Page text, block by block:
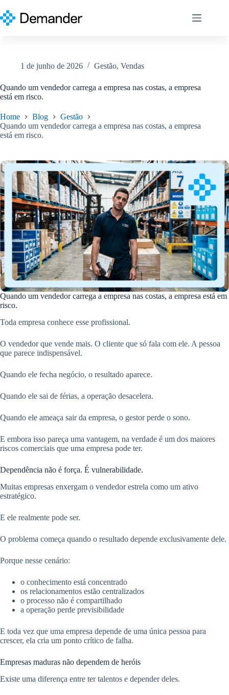
para
o
1 de junho de 2026 Gestão, Vendas
Quando um vendedor carrega a empresa nas costas, a empresa
está em risco.
Home Blog
Gestão
Quando um vendedor carrega a empresa nas costas, a empresa
está em risco.
Quando um vendedor carrega a empresa nas costas, a empresa está em
risco.
Toda empresa conhece esse profissional.
O vendedor que vende mais. O cliente que só fala com ele. A pessoa
que parece indispensável.
Quando ele fecha negócio, o resultado aparece.
Quando ele sai de férias, a operação desacelera.
Quando ele ameaça sair da empresa, o gestor perde o sono.
E embora isso pareça uma vantagem, na verdade é um dos maiores
riscos comerciais que uma empresa pode ter.
Dependência não é força. É vulnerabilidade.
Muitas empresas enxergam o vendedor estrela como um ativo
estratégico.
E ele realmente pode ser.
O problema começa quando o resultado depende exclusivamente dele.
Porque nesse cenário:
o conhecimento está concentrado
os relacionamentos estão centralizados
o processo não é compartilhado
a operação perde previsibilidade
E toda vez que uma empresa depende de uma única pessoa para
crescer, ela cria um ponto crítico de falha.
Empresas maduras não dependem de heróis
Existe uma diferença entre ter talentos e depender deles.